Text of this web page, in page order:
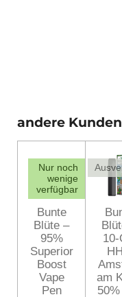
andere
Nur noch
wenige
verfügbar
Bunte
Blüte –
95%
Superior
Boost
Vape
Pen
10-
am